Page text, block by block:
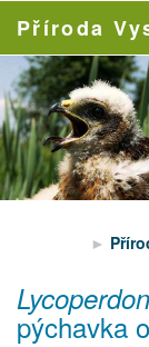
Příroda
pýchavka